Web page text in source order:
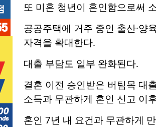
또 미혼 청년이 혼인함으로써
공공주택에 거주 중인 출산·양
자격을 확대한다.
대출 부담도 일부 완화된다.
결혼 이전 승인받은 버팀목 대
소득과 무관하게 혼인 신고 이
혼인 7년 내 요건과 무관하게